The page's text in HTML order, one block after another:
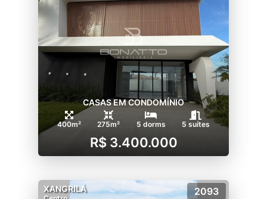
CASAS EM CONDOMÍNIO
400m² 275m² 5 dorms 5 suítes
R$ 3.400.000
XANGRILÁ 2093